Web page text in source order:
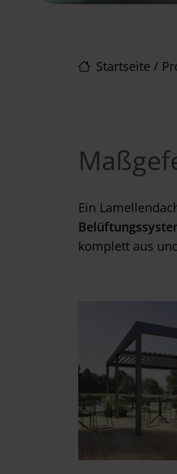
Startseite /
Ein
komplett aus